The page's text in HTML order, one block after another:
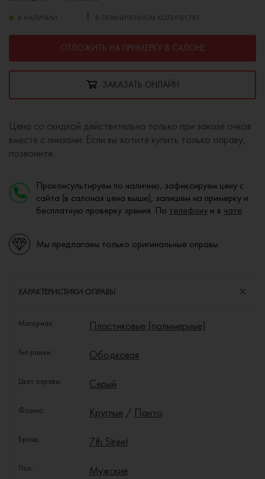
В НАЛИЧИИ В ОГРАНИЧЕННОМ КОЛИЧЕСТВЕ
ОТЛОЖИТЬ НА ПРИМЕРКУ В САЛОНЕ
ЗАКАЗАТЬ ОНЛАЙН
Цена со скидкой действительна только при заказе очков
вместе с линзами. Если вы хотите купить только оправу,
позвоните.
Проконсультируем по наличию, зафиксируем цену с
сайта (в салонах цена выше), запишем на примерку и
бесплатную проверку зрения. По телефону и в чате
Мы предлагаем только оригинальные оправы
ХАРАКТЕРИСТИКИ ОПРАВЫ
Материал: Пластиковые (полимерные)
Тип рамки: Ободковая
Цвет оправы: Серый
Форма: Круглые / Панто
Бренд: 7th Street
Пол: Мужские